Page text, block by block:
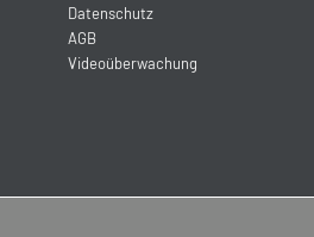
Datenschutz
AGB
Videoüberwachung